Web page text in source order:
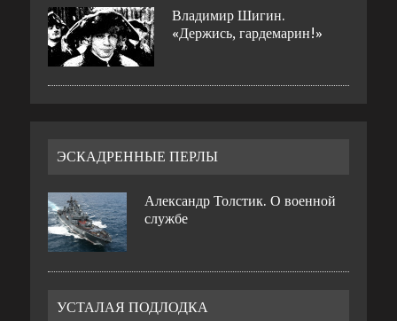
Владимир Шигин.
«Держись, гардемарин!»
ЭСКАДРЕННЫЕ ПЕРЛЫ
Александр Толстик. О военной
службе
УСТАЛАЯ ПОДЛОДКА